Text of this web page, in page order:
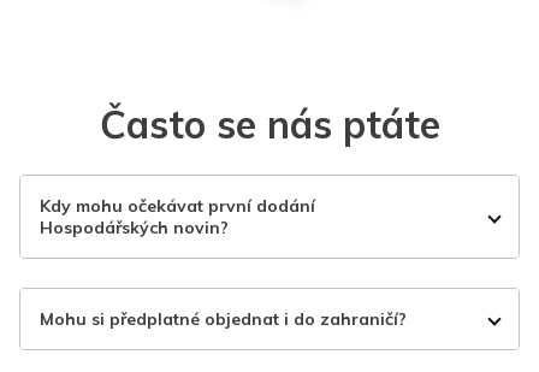
Často se nás ptáte
Kdy mohu očekávat první dodání
Hospodářských novin?
Mohu si předplatné objednat i do zahraničí?